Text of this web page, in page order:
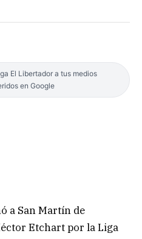
El Libertador a tus medios
en Google
a San Martín de
Etchart por la Liga